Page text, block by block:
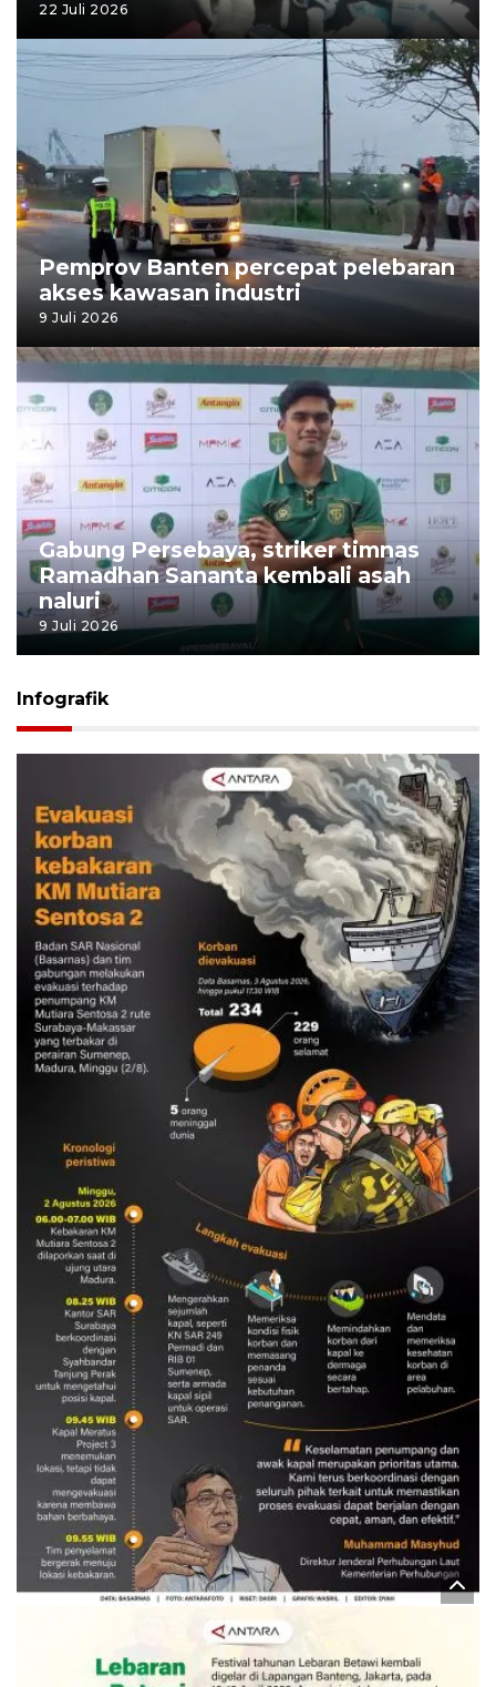
22 Juli 2026
Pemprov Banten percepat pelebaran
akses kawasan industri
9 Juli 2026
Gabung Persebaya, striker timnas
Ramadhan Sananta kembali asah
naluri
9 Juli 2026
Infografik
Evakuasi korban kebakaran KM
Mutiara Sentosa 2
3 Agustus 2026